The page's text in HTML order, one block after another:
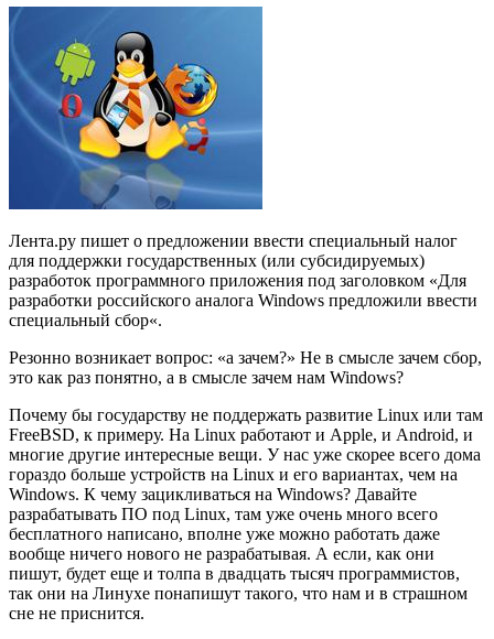
Лента.ру пишет о предложении ввести специальный налог
для поддержки государственных (или субсидируемых)
разработок программного приложения под заголовком «Для
разработки российского аналога Windows предложили ввести
специальный сбор«.
Резонно возникает вопрос: «а зачем?» Не в смысле зачем сбор,
это как раз понятно, а в смысле зачем нам Windows?
Почему бы государству не поддержать развитие Linux или там
FreeBSD, к примеру. На Linux работают и Apple, и Android, и
многие другие интересные вещи. У нас уже скорее всего дома
гораздо больше устройств на Linux и его вариантах, чем на
Windows. К чему зацикливаться на Windows? Давайте
разрабатывать ПО под Linux, там уже очень много всего
бесплатного написано, вполне уже можно работать даже
вообще ничего нового не разрабатывая. А если, как они
пишут, будет еще и толпа в двадцать тысяч программистов,
так они на Линухе понапишут такого, что нам и в страшном
сне не приснится.